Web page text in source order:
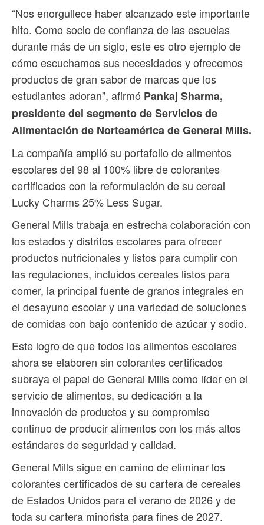
“Nos enorgullece haber alcanzado este importante
hito. Como socio de confianza de las escuelas
durante más de un siglo, este es otro ejemplo de
cómo escuchamos sus necesidades y ofrecemos
productos de gran sabor de marcas que los
estudiantes adoran”, afirmó Pankaj Sharma,
presidente del segmento de Servicios de
Alimentación de Norteamérica de General Mills.
La compañía amplió su portafolio de alimentos
escolares del 98 al 100% libre de colorantes
certificados con la reformulación de su cereal
Lucky Charms 25% Less Sugar.
General Mills trabaja en estrecha colaboración con
los estados y distritos escolares para ofrecer
productos nutricionales y listos para cumplir con
las regulaciones, incluidos cereales listos para
comer, la principal fuente de granos integrales en
el desayuno escolar y una variedad de soluciones
de comidas con bajo contenido de azúcar y sodio.
Este logro de que todos los alimentos escolares
ahora se elaboren sin colorantes certificados
subraya el papel de General Mills como líder en el
servicio de alimentos, su dedicación a la
innovación de productos y su compromiso
continuo de producir alimentos con los más altos
estándares de seguridad y calidad.
General Mills sigue en camino de eliminar los
colorantes certificados de su cartera de cereales
de Estados Unidos para el verano de 2026 y de
toda su cartera minorista para fines de 2027.